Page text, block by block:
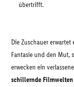
übertrifft.
Die Zuschauer
Fantasie und den Mut,
erwecken ein
schillernde Filmwelten